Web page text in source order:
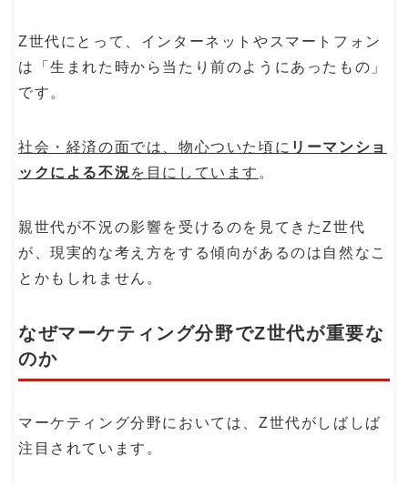
Z世代にとって、インターネットやスマートフォン
は「生まれた時から当たり前のようにあったもの」
です。
社会・経済の面では、物心ついた頃に リーマンショ
ックによる不況を目にしています 。
親世代が不況の影響を受けるのを見てきたZ世代
が、現実的な考え方をする傾向があるのは自然なこ
とかもしれません。
なぜマーケティング分野でZ世代が重要な
のか
マーケティング分野においては、Z世代がしばしば
注目されています。